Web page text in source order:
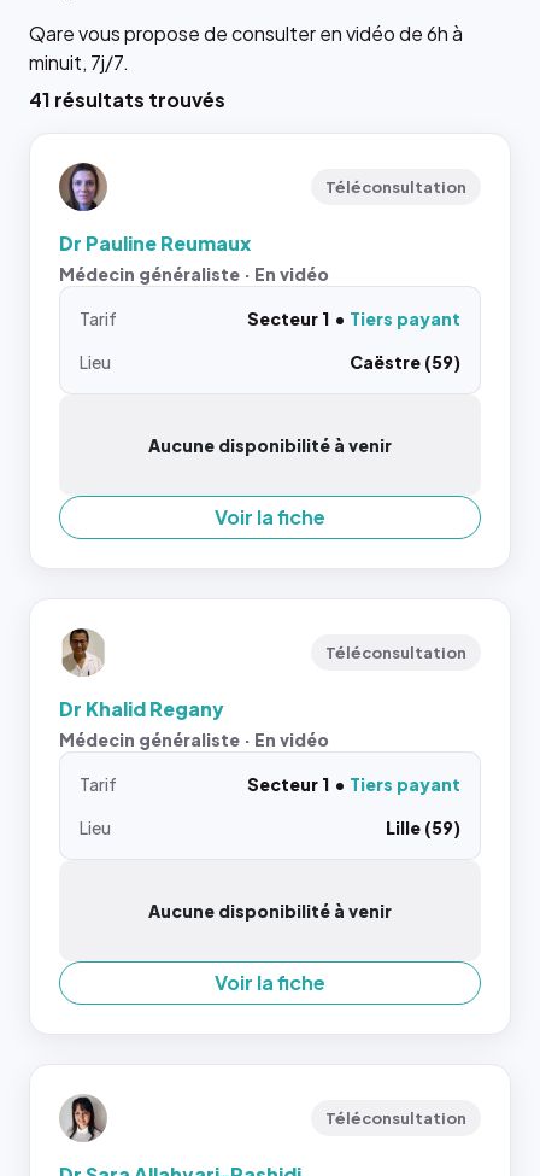
Qare vous propose de consulter en vidéo de 6h à
minuit, 7j/7.
41 résultats trouvés
Téléconsultation
Dr Pauline Reumaux
Médecin généraliste · En vidéo
Tarif Secteur 1
Tiers payant
Lieu
Caëstre (59)
Aucune disponibilité à venir
Voir la fiche
Téléconsultation
Dr Khalid Regany
Médecin généraliste · En vidéo
Tarif Secteur 1
Tiers payant
Lieu
Lille (59)
Aucune disponibilité à venir
Voir la fiche
Téléconsultation